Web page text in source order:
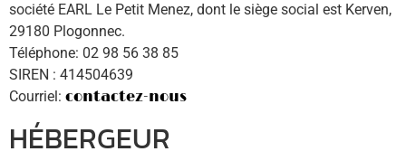
société EARL Le Petit Menez, dont le siège social est Kerven,
29180 Plogonnec.
Téléphone: 02 98 56 38 85
SIREN : 414504639
Courriel: contactez-nous
HÉBERGEUR